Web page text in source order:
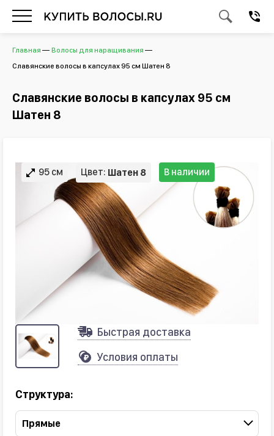
Главная
Волосы для наращивания
Славянские волосы в капсулах 95 см Шатен 8
Славянские волосы в капсулах 95 см
Шатен 8
95 см Цвет: Шатен 8 В наличии
Быстрая доставка
Условия оплаты
Структура:
Прямые